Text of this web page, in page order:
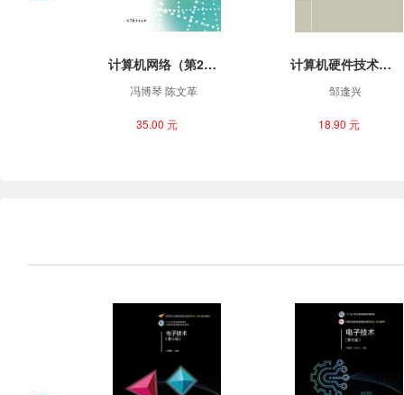
计算机网络（第2版）
冯博琴 陈文革
35.00 元
计算机硬件技术基础实验教程
邹逢兴
18.90 元